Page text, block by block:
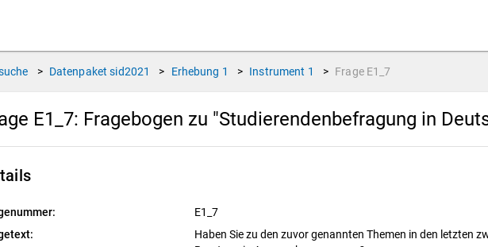
> Datenpaket sid2021 > Erhebung 1 > Instrument 1 > Frage E1_7
E1_7: Fragebogen zu "Studierendenbefragung in
E1_7
Haben Sie zu den zuvor genannten Themen in den letzten